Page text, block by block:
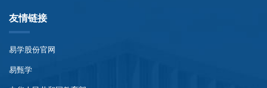
友情链接
易学股份官网
易甄学